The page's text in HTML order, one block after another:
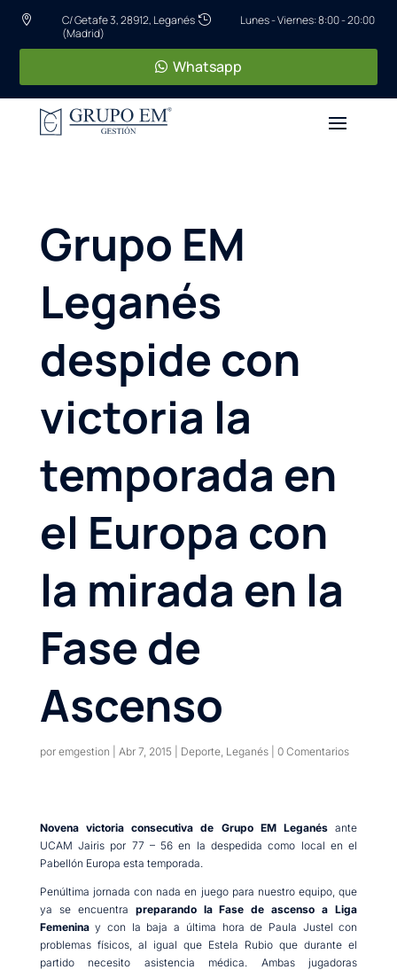

C/ Getafe 3, 28912, Leganés
(Madrid)
 Lunes - Viernes: 8:00 - 20:00
Whatsapp
Grupo EM
Leganés
despide con
victoria la
temporada en
el Europa con
la mirada en la
Fase de
Ascenso
por emgestion Abr 7, 2015 Deporte, Leganés| 0 Comentarios
Novena victoria consecutiva de Grupo EM Leganés ante
UCAM Jairis por 77 – 56 en la despedida como local en el
Pabellón Europa esta temporada.
Penúltima jornada con nada en juego para nuestro equipo, que
ya se encuentra preparando la Fase de ascenso a Liga
Femeninay con la baja a última hora de Paula Justel con
problemas físicos, al igual que Estela Rubio que durante el
partido necesito asistencia médica. Ambas jugadoras